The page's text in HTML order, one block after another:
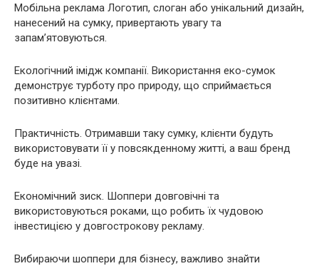
Мобільна реклама Логотип, слоган або унікальний дизайн,
нанесений на сумку, привертають увагу та
запам’ятовуються.
Екологічний імідж компанії. Використання еко-сумок
демонструє турботу про природу, що сприймається
позитивно клієнтами.
Практичність. Отримавши таку сумку, клієнти будуть
використовувати її у повсякденному житті, а ваш бренд
буде на увазі.
Економічний зиск. Шоппери довговічні та
використовуються роками, що робить їх чудовою
інвестицією у довгострокову рекламу.
Вибираючи шоппери для бізнесу, важливо знайти